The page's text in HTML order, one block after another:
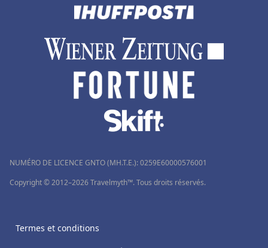
NUMÉRO DE LICENCE GNTO (MH.T.E.): 0259Ε60000576001
Copyright © 2012–2026 Travelmyth™. Tous droits réservés.
Termes et conditions